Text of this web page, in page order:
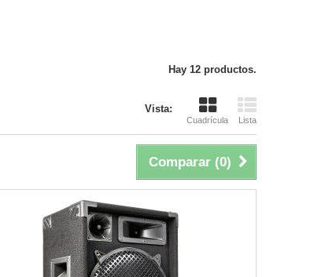
Hay 12 productos.
Vista:
Cuadrícula Lista
Comparar (0)